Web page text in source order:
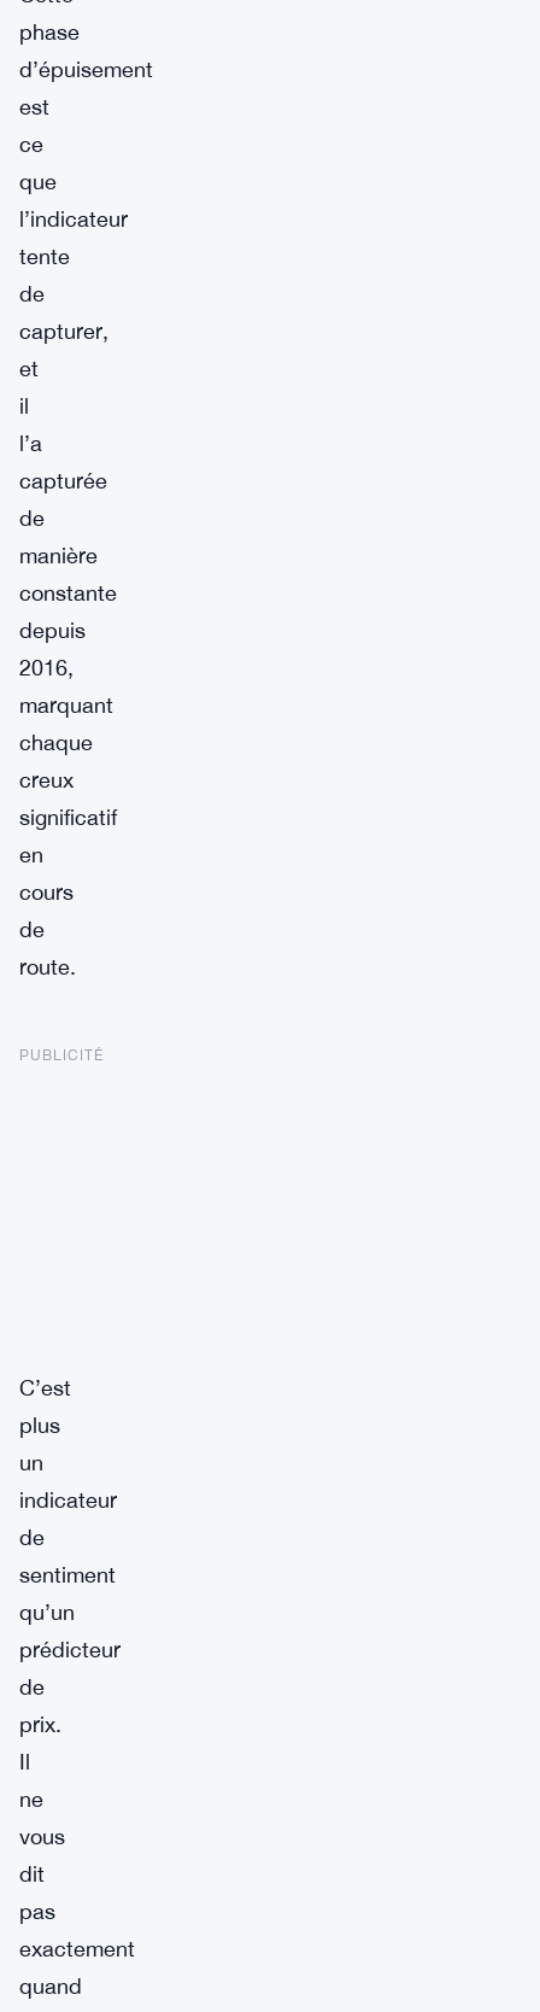
phase
d’épuisement
est
ce
que
l’indicateur
tente
de
capturer,
et
il
l’a
capturée
de
manière
constante
depuis
2016,
marquant
chaque
creux
significatif
en
cours
de
route.
PUBLICITÉ
C’est
plus
un
indicateur
de
sentiment
qu’un
prédicteur
de
prix.
Il
ne
vous
dit
pas
exactement
quand